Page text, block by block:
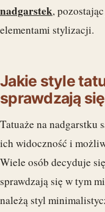
nadgarstek,
elementami stylizacji.
Jakie style
sprawdzają
Tatuaże na nadgarstku
ich widoczność i
Wiele osób decyduje
sprawdzają się w tym
należą styl